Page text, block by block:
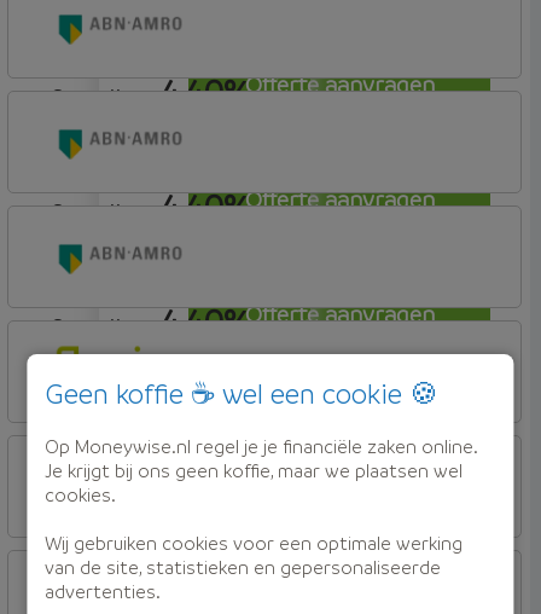
Offerte aanvragen
4,40%
Offerte aanvragen
Woning
aflosvrij
4,40%
Offerte aanvragen
Budget
aflosvrij
4,40%
Budget (Incl. Korting)
aflosvrij
4,40%
Offerte aanvragen
ABN AMRO Bank
aflosvrij
4,40%
Florius
Profijt twaalf
aflosvrij
Florius
Profijt drie + drie
Geen koffie ☕ wel een cookie 🍪
Op Moneywise.nl regel je je financiële zaken online.
Je krijgt bij ons geen koffie, maar we plaatsen wel
cookies.
Wij gebruiken cookies voor een optimale werking
van de site, statistieken en gepersonaliseerde
advertenties.